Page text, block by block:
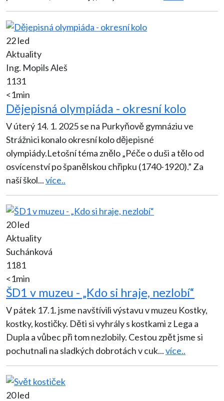
22 led
Aktuality
Ing. Mopils Aleš
1131
<1min
Dějepisná olympiáda - okresní kolo
V úterý 14. 1. 2025 se na Purkyňově gymnáziu ve
Strážnici konalo okresní kolo dějepisné
olympiády.Letošní téma znělo „Péče o duši a tělo od
osvícenství po španělskou chřipku (1740-1920).” Za
naší škol...více..
20 led
Aktuality
Suchánková
1181
<1min
ŠD1 v muzeu - „Kdo si hraje, nezlobí“
V pátek 17.1. jsme navštívili výstavu v muzeu Kostky,
kostky, kostičky. Děti si vyhrály s kostkami z Lega a
Dupla a vůbec při tom nezlobily. Cestou zpět jsme si
pochutnali na sladkých dobrotách v cuk...více..
20 led